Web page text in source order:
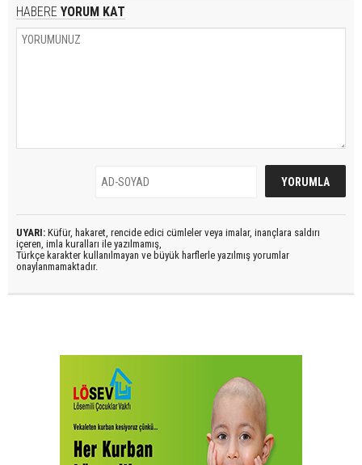
HABERE YORUM KAT
UYARI: Küfür, hakaret, rencide edici cümleler veya imalar, inançlara saldırı
içeren, imla kuralları ile yazılmamış,
Türkçe karakter kullanılmayan ve büyük harflerle yazılmış yorumlar
onaylanmamaktadır.